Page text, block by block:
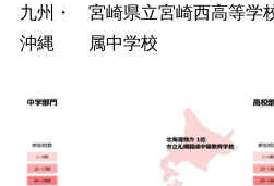
九州・
沖縄
宮崎県立宮崎西高等学
属中学校